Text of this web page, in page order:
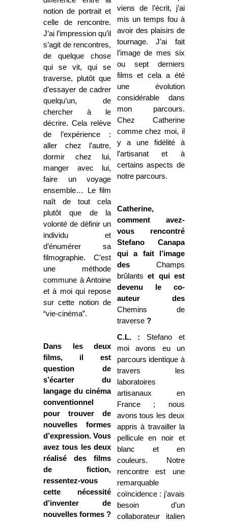
notion de portrait et
celle de rencontre.
J’ai l’impression qu’il
s’agit de rencontres,
de quelque chose
qui se vit, qui se
traverse, plutôt que
d’essayer de cadrer
quelqu’un, de
chercher à le
décrire. Cela relève
de l’expérience :
aller chez l’autre,
dormir chez lui,
manger avec lui,
faire un voyage
ensemble… Le film
naît de tout cela
plutôt que de la
volonté de définir un
individu et
d’énumérer sa
filmographie. C’est
une méthode
commune à Antoine
et à moi qui repose
sur cette notion de
“vie-cinéma”.
Dans les deux
films, il est
question de
s’écarter du
langage du cinéma
conventionnel
pour trouver de
nouvelles formes
d’expression. Vous
avez tous les deux
réalisé des films
de fiction,
ressentez-vous
cette nécessité
d’inventer de
nouvelles formes ?
viens de l’écrit, j’ai
mis un temps fou à
avoir des plaisirs de
tournage. J’ai fait
l’image de mes six
ou sept derniers
films et cela a été
une évolution
considérable dans
mon parcours.
Chez Catherine
comme chez moi, il
y a une fidélité à
l’artisanat et à
certains aspects de
notre parcours.
Catherine,
comment avez-
vous rencontré
Stefano Canapa
qui a fait l’image
des Champs
brûlantset qui est
devenu le co-
auteur des
Chemins de
traverse?
C.L. : Stefano et
moi avons eu un
parcours identique à
travers les
laboratoires
artisanaux en
France ; nous
avons tous les deux
appris à travailler la
pellicule en noir et
blanc et en
couleurs. Notre
rencontre est une
remarquable
coïncidence : j’avais
besoin d’un
collaborateur italien